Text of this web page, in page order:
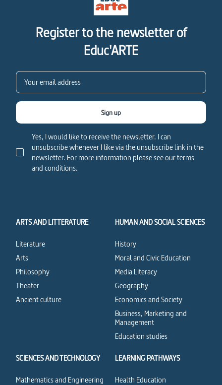
Register to the newsletter of
Educ'ARTE
Yes, I would like to receive the newsletter. I can
unsubscribe whenever I like via the unsubscribe link in the
newsletter. For more information please see our terms
and conditions.
Sign up
ARTS AND LITTERATURE
Literature
Arts
Philosophy
Theater
Ancient culture
HUMAN AND SOCIAL SCIENCES
History
Moral and Civic Education
Media Literacy
Geography
Economics and Society
Business, Marketing and
Management
Education studies
SCIENCES AND TECHNOLOGY
Mathematics and Engineering
LEARNING PATHWAYS
Health Education